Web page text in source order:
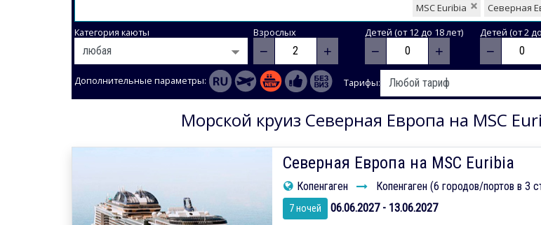
Северная
MSC Euribia
Категория каюты Взрослых
− +
Детей (от 12 до 18 лет)
− +
Детей (от 2
−
Дополнительные параметры: Тарифы:
Морской круиз Северная Европа на MSC
Северная Европа на MSC Euribia
Копенгаген Копенгаген (6 городов/портов в 3
7 ночей 06.06.2027 - 13.06.2027